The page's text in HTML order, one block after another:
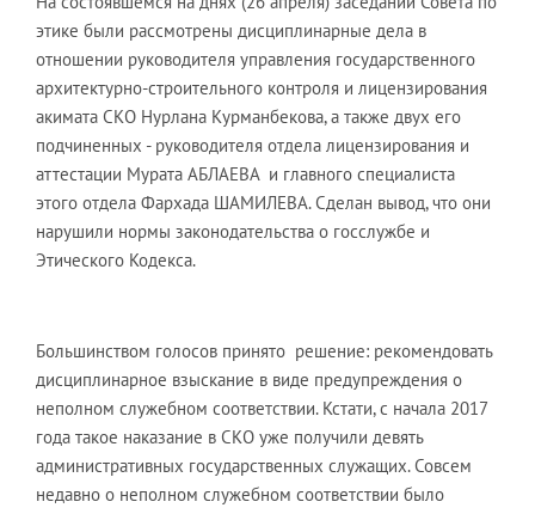
этике были рассмотрены дисциплинарные дела в
отношении руководителя управления государственного
архитектурно-строительного контроля и лицензирования
акимата СКО Нурлана Курманбекова, а также двух его
подчиненных - руководителя отдела лицензирования и
аттестации Мурата АБЛАЕВА и главного специалиста
этого отдела Фархада ШАМИЛЕВА. Сделан вывод, что они
нарушили нормы законодательства о госслужбе и
Этического Кодекса.
Большинством голосов принято решение: рекомендовать
дисциплинарное взыскание в виде предупреждения о
неполном служебном соответствии. Кстати, с начала 2017
года такое наказание в СКО уже получили девять
административных государственных служащих. Совсем
недавно о неполном служебном соответствии было